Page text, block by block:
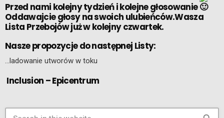
Przed nami kolejny tydzień i kolejne głosowanie
Oddawajcie głosy na swoich ulubieńców.Wasza
Lista Przebojów już w kolejny czwartek.
Nasze propozycje do następnej Listy:
…ladowanie utworów w toku
Inclusion – Epicentrum